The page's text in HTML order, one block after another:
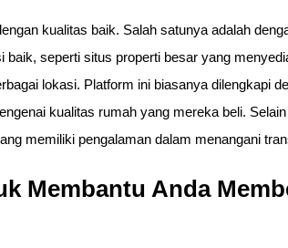
kualitas baik. Salah satunya adalah
seperti situs properti besar yang
lokasi. Platform ini biasanya dilengkapi
kualitas rumah yang mereka beli.
memiliki pengalaman dalam menangani
Membantu Anda